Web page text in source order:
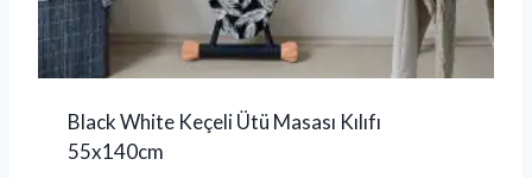
Black White Keçeli Ütü Masası Kılıfı
55x140cm